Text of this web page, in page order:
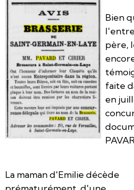
Bien
père,
faite
en
La maman d'Emilie décède